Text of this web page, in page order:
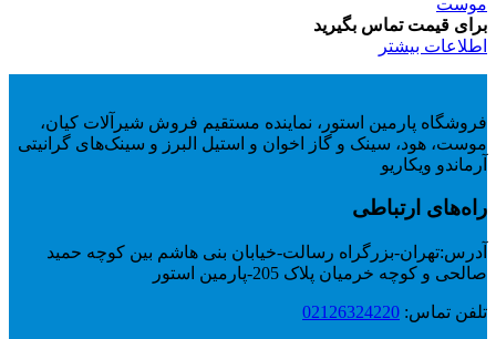
موست
برای قیمت تماس بگیرید
اطلاعات بیشتر
فروشگاه پارمین استور، نماینده مستقیم فروش شیرآلات کیان،
موست، هود، سینک و گاز اخوان و استیل البرز و سینک‌های گرانیتی
آرماندو ویکاریو
راه‌های ارتباطی
آدرس:تهران-بزرگراه رسالت-خیابان بنی هاشم بین کوچه حمید
صالحی و کوچه خرمیان پلاک 205-پارمین استور
تلفن تماس: 02126324220